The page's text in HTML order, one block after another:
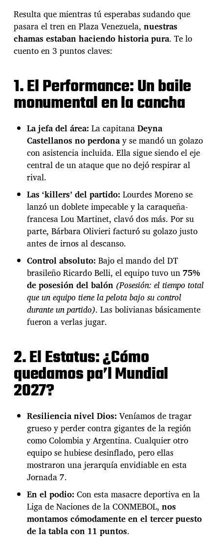
d
e
l
a
e
r
a
d
i
a
b
l
i
s
U
n
d
r
w
o
o
d
l
8
-
0
d
e
l
a
V
i
n
o
t
i
o
F
e
m
i
n
a
a
B
o
l
v
i
a
q
u
Resulta que mientras tú esperabas sudando que
pasara el tren en Plaza Venezuela, nuestras
chamas estaban haciendo historia pura. Te lo
cuento en 3 puntos claves:
1. El Performance: Un baile
monumental en la cancha
La jefa del área: La capitanaDeyna
Castellanos no perdonay se mandó un golazo
con asistencia incluida. Ella sigue siendo el eje
central de un ataque que no dejó respirar al
rival.
Las ‘killers’ del partido: Lourdes Moreno se
lanzó un doblete impecable y la caraqueña-
francesa Lou Martinet, clavó dos más. Por su
parte, Bárbara Olivieri facturó su golazo justo
antes de irnos al descanso.
Control absoluto: Bajo el mando del DT
brasileño Ricardo Belli, el equipo tuvo un75%
de posesión del balón (Posesión: el tiempo total
que un equipo tiene la pelota bajo su control
durante un partido). Las bolivianas básicamente
fueron a verlas jugar.
2. El Estatus: ¿Cómo
quedamos pa’l Mundial
2027?
Resiliencia nivel Dios: Veníamos de tragar
grueso y perder contra gigantes de la región
como Colombia y Argentina. Cualquier otro
equipo se hubiese desinflado, pero ellas
mostraron una jerarquía envidiable en esta
Jornada 7.
En el podio: Con esta masacre deportiva en la
Liga de Naciones de la CONMEBOL,nos
montamos cómodamente en el tercer puesto
de la tabla con 11 puntos.